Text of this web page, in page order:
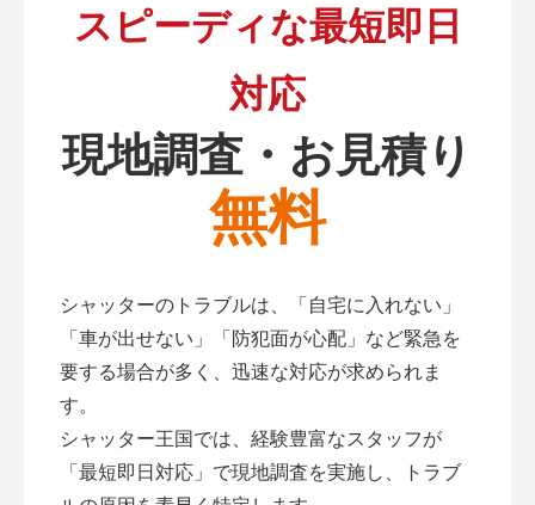
スピーディな最短即日
対応
現地調査・お見積り
無料
シャッターのトラブルは、「自宅に入れない」
「車が出せない」「防犯面が心配」など緊急を
要する場合が多く、迅速な対応が求められま
す。
シャッター王国では、経験豊富なスタッフが
「最短即日対応」で現地調査を実施し、トラブ